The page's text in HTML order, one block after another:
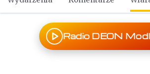
Radio DEON